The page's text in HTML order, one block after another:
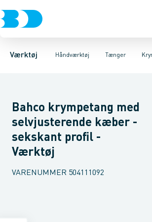
Værktøj Håndværktøj
Akku- & elværktøjHåndværktøjTænger
TængerNøglerSkruetrækkere &
Bidetænger Knibetænger Bindetænger
Bahco krympetang med
selvjusterende kæber -
sekskant profil -
Værktøj
VARENUMMER 504111092